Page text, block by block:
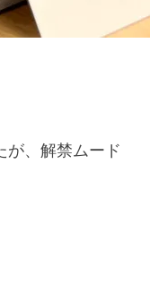
が、解禁ムード